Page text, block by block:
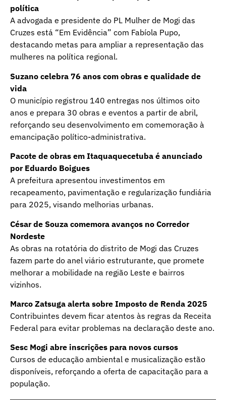
política
A advogada e presidente do PL Mulher de Mogi das
Cruzes está “Em Evidência” com Fabíola Pupo,
destacando metas para ampliar a representação das
mulheres na política regional.
Suzano celebra 76 anos com obras e qualidade de
vida
O município registrou 140 entregas nos últimos oito
anos e prepara 30 obras e eventos a partir de abril,
reforçando seu desenvolvimento em comemoração à
emancipação político-administrativa.
Pacote de obras em Itaquaquecetuba é anunciado
por Eduardo Boigues
A prefeitura apresentou investimentos em
recapeamento, pavimentação e regularização fundiária
para 2025, visando melhorias urbanas.
César de Souza comemora avanços no Corredor
Nordeste
As obras na rotatória do distrito de Mogi das Cruzes
fazem parte do anel viário estruturante, que promete
melhorar a mobilidade na região Leste e bairros
vizinhos.
Marco Zatsuga alerta sobre Imposto de Renda 2025
Contribuintes devem ficar atentos às regras da Receita
Federal para evitar problemas na declaração deste ano.
Sesc Mogi abre inscrições para novos cursos
Cursos de educação ambiental e musicalização estão
disponíveis, reforçando a oferta de capacitação para a
população.